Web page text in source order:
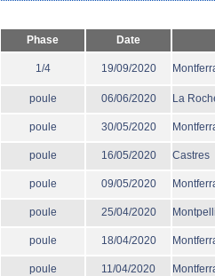
Phase Date
1/4 19/09/2020
poule 06/06/2020 La
poule 30/05/2020
poule 16/05/2020 Castres
poule 09/05/2020
poule 25/04/2020
poule 18/04/2020
poule 11/04/2020